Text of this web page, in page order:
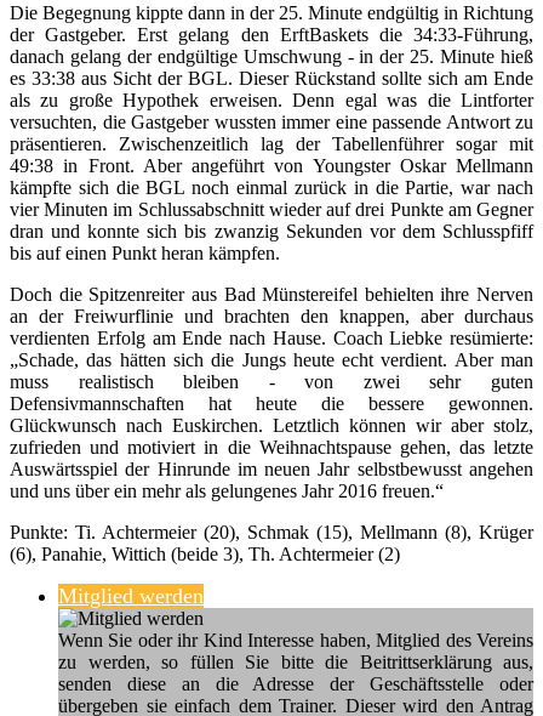
Die Begegnung kippte dann in der 25. Minute endgültig in Richtung
der Gastgeber. Erst gelang den ErftBaskets die 34:33-Führung,
danach gelang der endgültige Umschwung - in der 25. Minute hieß
es 33:38 aus Sicht der BGL. Dieser Rückstand sollte sich am Ende
als zu große Hypothek erweisen. Denn egal was die Lintforter
versuchten, die Gastgeber wussten immer eine passende Antwort zu
präsentieren. Zwischenzeitlich lag der Tabellenführer sogar mit
49:38 in Front. Aber angeführt von Youngster Oskar Mellmann
kämpfte sich die BGL noch einmal zurück in die Partie, war nach
vier Minuten im Schlussabschnitt wieder auf drei Punkte am Gegner
dran und konnte sich bis zwanzig Sekunden vor dem Schlusspfiff
bis auf einen Punkt heran kämpfen.
Doch die Spitzenreiter aus Bad Münstereifel behielten ihre Nerven
an der Freiwurflinie und brachten den knappen, aber durchaus
verdienten Erfolg am Ende nach Hause. Coach Liebke resümierte:
„Schade, das hätten sich die Jungs heute echt verdient. Aber man
muss realistisch bleiben - von zwei sehr guten
Defensivmannschaften hat heute die bessere gewonnen.
Glückwunsch nach Euskirchen. Letztlich können wir aber stolz,
zufrieden und motiviert in die Weihnachtspause gehen, das letzte
Auswärtsspiel der Hinrunde im neuen Jahr selbstbewusst angehen
und uns über ein mehr als gelungenes Jahr 2016 freuen.“
Punkte: Ti. Achtermeier (20), Schmak (15), Mellmann (8), Krüger
(6), Panahie, Wittich (beide 3), Th. Achtermeier (2)
Mitglied werden
Wenn Sie oder ihr Kind Interesse haben, Mitglied des Vereins
zu werden, so füllen Sie bitte die Beitrittserklärung aus,
senden diese an die Adresse der Geschäftsstelle oder
übergeben sie einfach dem Trainer. Dieser wird den Antrag